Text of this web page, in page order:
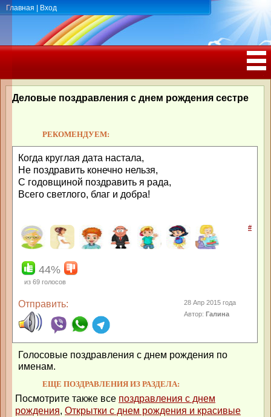
Главная Вход
РОЖДЕНИЯ, ЮБИЛЕЕМ
Деловые поздравления с днем рождения сестре
РЕКОМЕНДУЕМ:
Когда круглая дата настала,
Не поздравить конечно нельзя,
С годовщиной поздравить я рада,
Всего светлого, благ и добра!
#
44%
из 69 голосов
Отправить:
28 Апр 2015 года
Автор:Галина
Голосовые поздравления с днем рождения по
именам.
ЕЩЕ ПОЗДРАВЛЕНИЯ ИЗ РАЗДЕЛА:
Посмотрите также все поздравления с днем
рождения, Открытки с днем рождения и красивые